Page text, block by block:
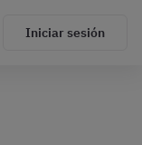
Iniciar sesión